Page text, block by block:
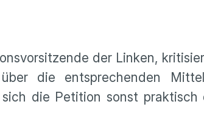
der Linken,
die entsprechenden
sich die Petition sonst